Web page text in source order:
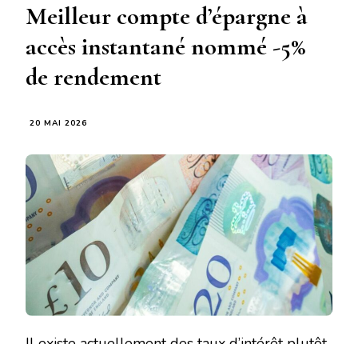
Meilleur compte d’épargne à
accès instantané nommé -5%
de rendement
20 MAI 2026